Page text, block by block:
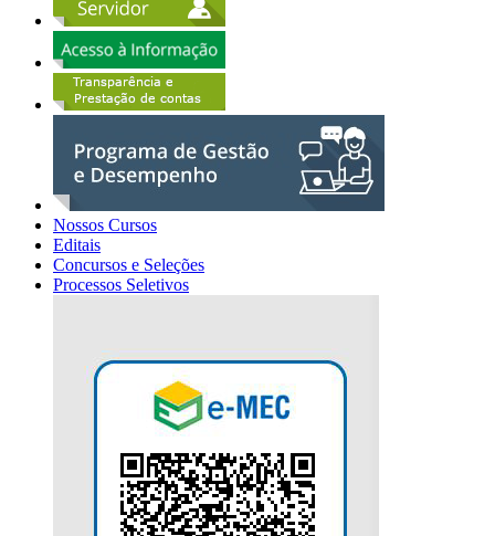
Nossos Cursos
Editais
Concursos e Seleções
Processos Seletivos